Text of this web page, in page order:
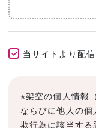
当サイトより配
※架空の個人情報
ならびに他人の
欺行為に該当する